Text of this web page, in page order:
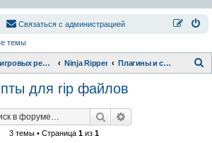
Связаться с администрацией
темы
Рип игровых ресурсов Ninja Ripper Плагины и скрипты для rip файлов
для rip файлов
Поиск
3 темы • Страница 1из 1